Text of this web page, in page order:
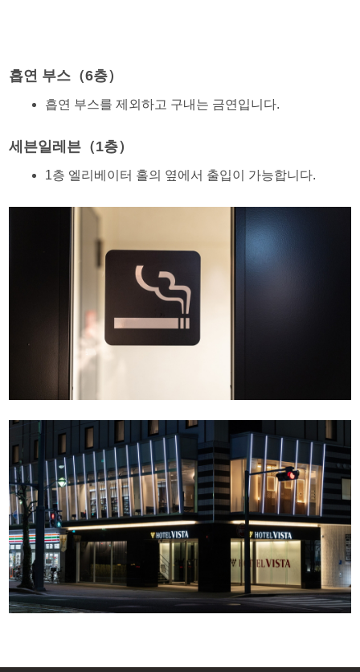
흡연 부스（6층）
흡연 부스를 제외하고 구내는 금연입니다.
세븐일레븐（1층）
1층 엘리베이터 홀의 옆에서 출입이 가능합니다.